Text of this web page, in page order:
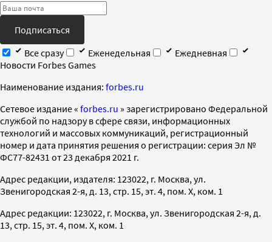
Подписаться
Все сразу
Еженедельная
Ежедневная
Новости Forbes Games
Наименование издания: forbes.ru
Cетевое издание « forbes.ru » зарегистрировано Федеральной
службой по надзору в сфере связи, информационных
технологий и массовых коммуникаций, регистрационный
номер и дата принятия решения о регистрации: серия Эл №
ФС77-82431 от 23 декабря 2021 г.
Адрес редакции, издателя: 123022, г. Москва, ул.
Звенигородская 2-я, д. 13, стр. 15, эт. 4, пом. X, ком. 1
Адрес редакции: 123022, г. Москва, ул. Звенигородская 2-я, д.
13, стр. 15, эт. 4, пом. X, ком. 1